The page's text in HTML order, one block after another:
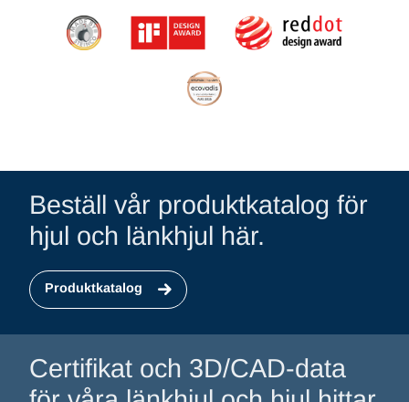
Beställ vår produktkatalog för
hjul och länkhjul här.
Produktkatalog
Certifikat och 3D/CAD-data